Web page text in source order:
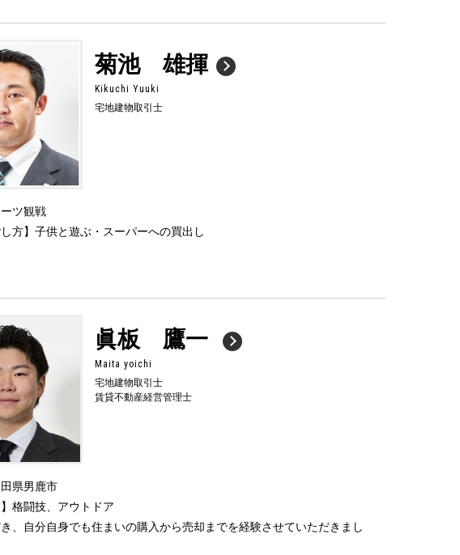
菊池 雄揮
Kikuchi Yuuki
宅地建物取引士
ーツ観戦
し方】子供と遊ぶ・スーパーへの買出し
眞板 鷹一
Maita yoichi
宅地建物取引士
賃貸不動産経営管理士
田県男鹿市
】格闘技、アウトドア
、自分自身でも住まいの購入から売却までを経験させていただきまし